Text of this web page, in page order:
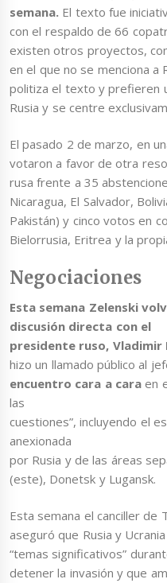
semana. El texto fue
con el respaldo de 66
existen otros proyectos,
en el que no se menciona a
politiza el texto y prefieren
Rusia y se centre
El pasado 2 de marzo, en
votaron a favor de otra
rusa frente a 35
Nicaragua, El Salvador,
Pakistán) y cinco votos en
Bielorrusia, Eritrea y la
Negociaciones
Esta semana Zelenski
discusión directa con el
presidente ruso, Vladimir
hizo un llamado público al
encuentro cara a caraen
las
cuestiones”, incluyendo el
anexionada
por Rusia y de las áreas
(este), Donetsk y Lugansk.
Esta semana el canciller de
aseguró que Rusia y
“temas significativos”
detener la invasión y que